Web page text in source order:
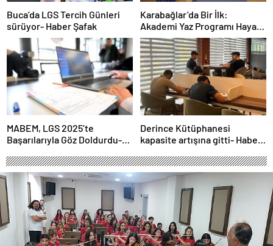
Buca’da LGS Tercih Günleri
sürüyor- Haber Şafak
Karabağlar’da Bir İlk:
Akademi Yaz Programı Hayata
Geçti- Haber Şafak
MABEM, LGS 2025’te
Başarılarıyla Göz Doldurdu-
Derince Kütüphanesi
kapasite artışına gitti- Haber